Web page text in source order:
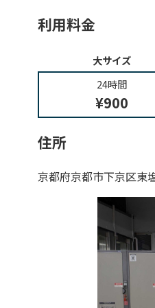
利用料金
大サイズ
24時間
¥900
住所
京都府京都市下京区東